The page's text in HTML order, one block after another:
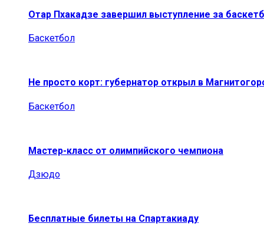
Отар Пхакадзе завершил выступление за
Баскетбол
Не просто корт: губернатор открыл в
Баскетбол
Мастер-класс от олимпийского чемпиона
Дзюдо
Бесплатные билеты на Спартакиаду